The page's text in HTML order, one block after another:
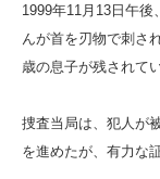
1999年11月13日午
んが首を刃物で刺さ
歳の息子が残されて
捜査当局は、犯人が
を進めたが、有力な